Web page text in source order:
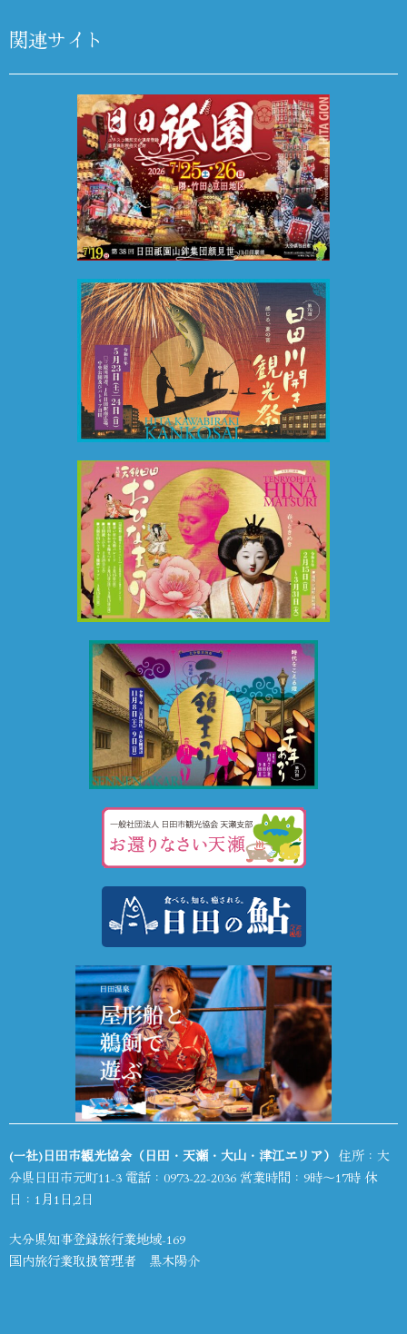
関連サイト
(一社)日田市観光協会（日田・天瀬・大山・津江エリア） 住所：大
分県日田市元町11-3 電話： 0973-22-2036 営業時間：9時～17時 休
日：1月1日,2日
大分県知事登録旅行業地域-169
国内旅行業取扱管理者 黒木陽介